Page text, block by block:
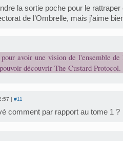
la sortie poche pour le rattraper
de l’Ombrelle, mais j’aime
avoir une vision de l'ensemble
découvrir The Custard Protocol.
| #11
comment par rapport au tome 1 ?